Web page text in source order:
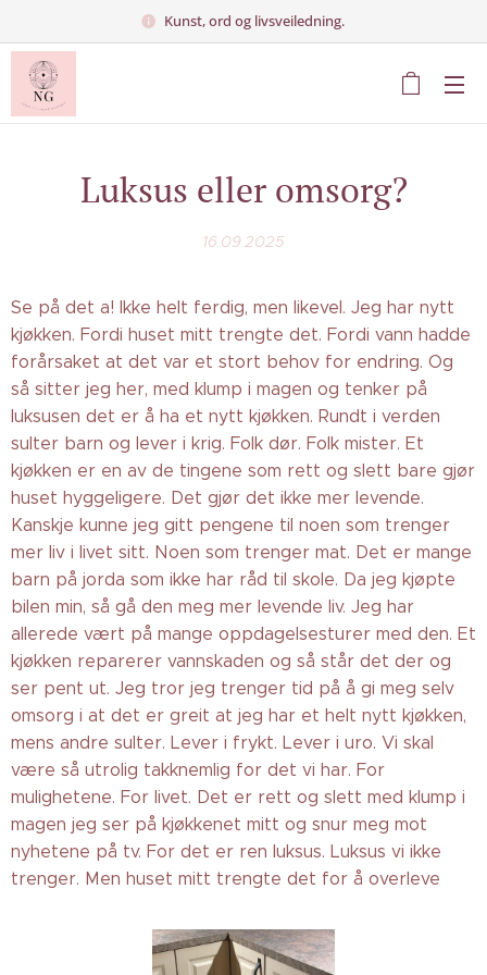
Kunst, ord og livsveiledning.
Luksus eller omsorg?
16.09.2025
Se på det a! Ikke helt ferdig, men likevel. Jeg har nytt
kjøkken. Fordi huset mitt trengte det. Fordi vann hadde
forårsaket at det var et stort behov for endring. Og
så sitter jeg her, med klump i magen og tenker på
luksusen det er å ha et nytt kjøkken. Rundt i verden
sulter barn og lever i krig. Folk dør. Folk mister. Et
kjøkken er en av de tingene som rett og slett bare gjør
huset hyggeligere. Det gjør det ikke mer levende.
Kanskje kunne jeg gitt pengene til noen som trenger
mer liv i livet sitt. Noen som trenger mat. Det er mange
barn på jorda som ikke har råd til skole. Da jeg kjøpte
bilen min, så gå den meg mer levende liv. Jeg har
allerede vært på mange oppdagelsesturer med den. Et
kjøkken reparerer vannskaden og så står det der og
ser pent ut. Jeg tror jeg trenger tid på å gi meg selv
omsorg i at det er greit at jeg har et helt nytt kjøkken,
mens andre sulter. Lever i frykt. Lever i uro. Vi skal
være så utrolig takknemlig for det vi har. For
mulighetene. For livet. Det er rett og slett med klump i
magen jeg ser på kjøkkenet mitt og snur meg mot
nyhetene på tv. For det er ren luksus. Luksus vi ikke
trenger. Men huset mitt trengte det for å overleve ❤️